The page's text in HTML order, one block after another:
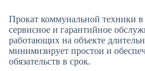
Прокат коммунальной техники
сервисное и гарантийное
работающих на объекте
минимизирует простои и
обязательств в срок.